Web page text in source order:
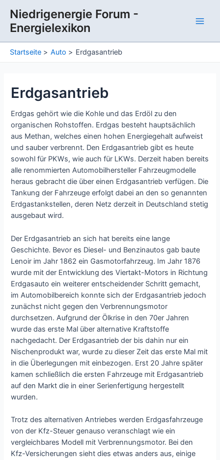
Inhalt
springen
Niedrigenergie Forum -
Energielexikon
Startseite Auto Erdgasantrieb
Erdgasantrieb
Erdgas gehört wie die Kohle und das Erdöl zu den
organischen Rohstoffen. Erdgas besteht hauptsächlich
aus Methan, welches einen hohen Energiegehalt aufweist
und sauber verbrennt. Den Erdgasantrieb gibt es heute
sowohl für PKWs, wie auch für LKWs. Derzeit haben bereits
alle renommierten Automobilhersteller Fahrzeugmodelle
heraus gebracht die über einen Erdgasantrieb verfügen. Die
Tankung der Fahrzeuge erfolgt dabei an den so genannten
Erdgastankstellen, deren Netz derzeit in Deutschland stetig
ausgebaut wird.
Der Erdgasantrieb an sich hat bereits eine lange
Geschichte. Bevor es Diesel- und Benzinautos gab baute
Lenoir im Jahr 1862 ein Gasmotorfahrzeug. Im Jahr 1876
wurde mit der Entwicklung des Viertakt-Motors in Richtung
Erdgasauto ein weiterer entscheidender Schritt gemacht,
im Automobilbereich konnte sich der Erdgasantrieb jedoch
zunächst nicht gegen den Verbrennungsmotor
durchsetzen. Aufgrund der Ölkrise in den 70er Jahren
wurde das erste Mal über alternative Kraftstoffe
nachgedacht. Der Erdgasantrieb der bis dahin nur ein
Nischenprodukt war, wurde zu dieser Zeit das erste Mal mit
in die Überlegungen mit einbezogen. Erst 20 Jahre später
kamen schließlich die ersten Fahrzeuge mit Erdgasantrieb
auf den Markt die in einer Serienfertigung hergestellt
wurden.
Trotz des alternativen Antriebes werden Erdgasfahrzeuge
von der Kfz-Steuer genauso veranschlagt wie ein
vergleichbares Modell mit Verbrennungsmotor. Bei den
Kfz-Versicherungen sieht dies etwas anders aus, einige